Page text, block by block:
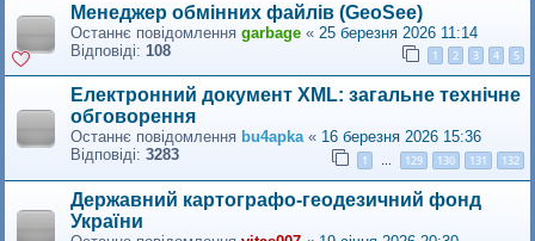
Менеджер обмінних файлів (GeoSee)
Останнє повідомлення garbage « 25 березня 2026 11:14
Відповіді: 108 1 2 3 4 5
Електронний документ XML: загальне технічне
обговорення
Останнє повідомлення bu4apka« 16 березня 2026 15:36
Відповіді: 3283 1 … 129 130 131 132
Державний картографо-геодезичний фонд
України